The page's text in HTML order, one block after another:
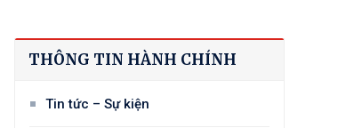
THÔNG TIN HÀNH CHÍNH
Tin tức – Sự kiện